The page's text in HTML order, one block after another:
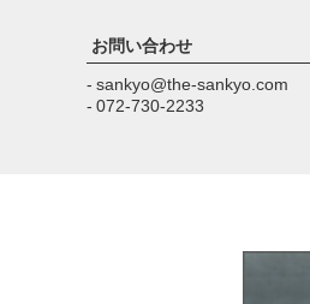
お問い合わせ
- sankyo@the-sankyo.com
- 072-730-2233